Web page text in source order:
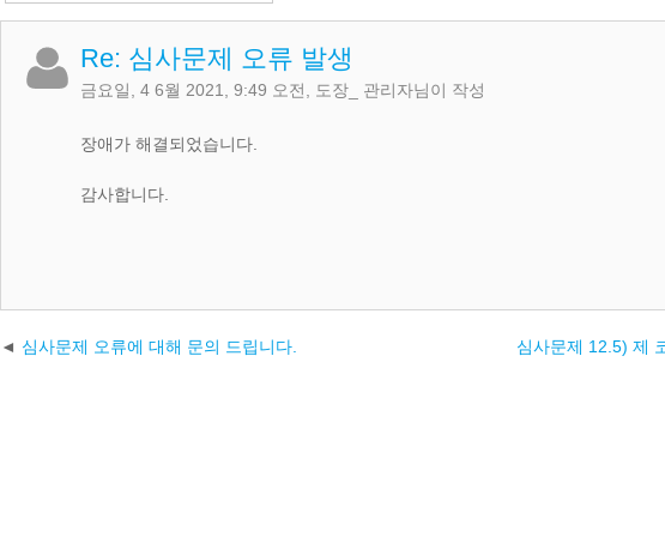
Re: 심사문제 오류 발생
금요일, 4 6월 2021, 9:49 오전 도장_ 관리자님이 작성
장애가 해결되었습니다.
감사합니다.
심사문제 오류에 대해 문의 드립니다. 심사문제 12.5) 제